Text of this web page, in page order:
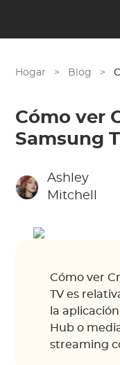
Hogar > Blog >
Cómo ver
Samsung
Ashley
Mitchell
Cómo ver
TV es
la
Hub o
streaming